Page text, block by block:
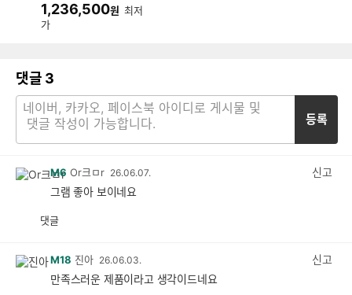
1,236,500원 최저
가
댓글 3
등록
M6 Or크ㅁr 26.06.07.
신고
그램 좋아 보이네요
댓글
M18 진아 26.06.03.
신고
만족스러운 제품이라고 생각이드네요